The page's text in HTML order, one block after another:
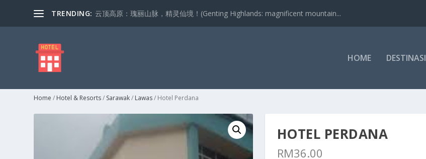
TRENDING: 云顶高原：瑰丽山脉，精灵仙境！(Genting Highlands: magnificent mountain...
HOME DESTINASI
Home / Hotel & Resorts/ Sarawak/ Lawas/ Hotel Perdana
HOTEL PERDANA
RM36.00